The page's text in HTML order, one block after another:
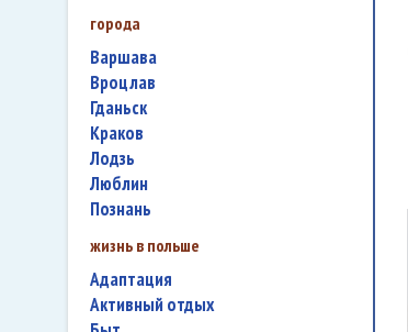
города
Варшава
Вроцлав
Гданьск
Краков
Лодзь
Люблин
Познань
жизнь в польше
адаптация
активный отдых